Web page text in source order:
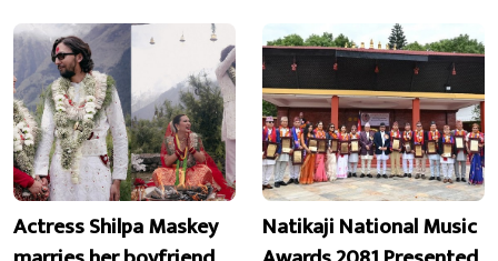
Actress Shilpa Maskey
Natikaji National Music